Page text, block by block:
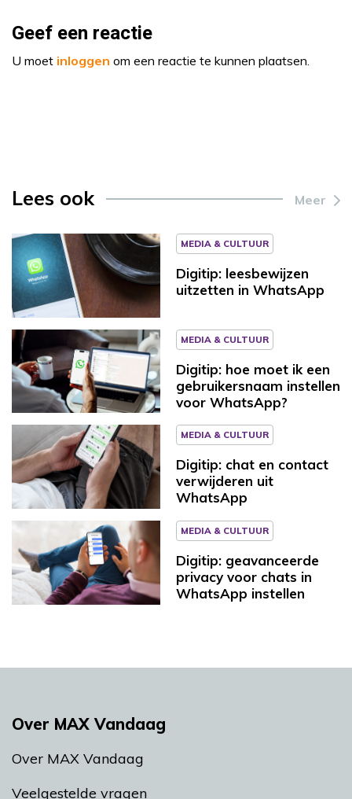
Geef een reactie
U moet inloggen om een reactie te kunnen plaatsen.
Lees ook Meer
MEDIA & CULTUUR
Digitip: leesbewijzen
uitzetten in WhatsApp
MEDIA & CULTUUR
Digitip: hoe moet ik een
gebruikersnaam instellen
voor WhatsApp?
MEDIA & CULTUUR
Digitip: chat en contact
verwijderen uit
WhatsApp
MEDIA & CULTUUR
Digitip: geavanceerde
privacy voor chats in
WhatsApp instellen
Over MAX Vandaag
Over MAX Vandaag
Veelgestelde vragen